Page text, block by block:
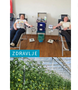
ZDRAVLJE